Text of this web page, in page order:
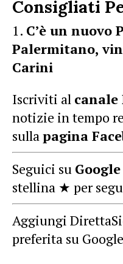
Consigliati
C’è un nuovo
Palermitano,
Carini
Iscriviti al canale
notizie in tempo
sullapagina
Seguici su
stellina ★ per
Aggiungi
preferita su Google